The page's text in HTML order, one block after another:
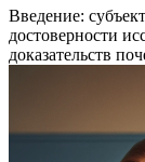
Введение:
достоверности
доказательств